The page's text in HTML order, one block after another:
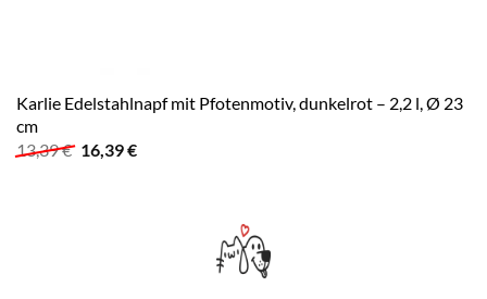
Karlie Edelstahlnapf mit Pfotenmotiv, dunkelrot – 2,2 l, Ø 23
cm
13,39€ Ursprünglicher
16,39€Aktueller